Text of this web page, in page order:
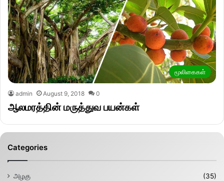
மூலிகைகள்
admin August 9, 2018 0
ஆலமரத்தின் மருத்துவ பயன்கள்
Categories
அழகு
(35)